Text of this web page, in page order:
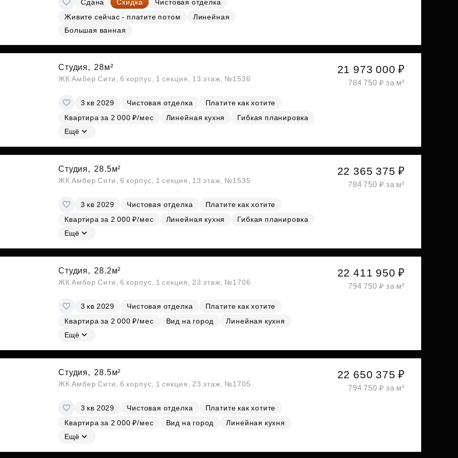
Субсидии
Сдана Скидка
Чистовая отделка
Живите сейчас - платите потом
Линейная
Большая ванная
Студия, 28м²
ЖК Амбер Сити, 6 корпус, 1 секция, 13 этаж, №1536
3 кв 2029 Чистовая отделка
Платите как хотите
Квартира за 2 000 ₽/мес
Линейная кухня
Гибкая планировка
Ещё
21 973 000 ₽
784 750 ₽ за м²
Студия, 28.5м²
ЖК Амбер Сити, 6 корпус, 1 секция, 13 этаж, №1535
3 кв 2029 Чистовая отделка
Платите как хотите
Квартира за 2 000 ₽/мес
Линейная кухня
Гибкая планировка
Ещё
22 365 375 ₽
784 750 ₽ за м²
Студия, 28.2м²
ЖК Амбер Сити, 6 корпус, 1 секция, 23 этаж, №1706
3 кв 2029 Чистовая отделка
Платите как хотите
Квартира за 2 000 ₽/мес
Вид на город
Линейная кухня
Ещё
22 411 950 ₽
794 750 ₽ за м²
Студия, 28.5м²
ЖК Амбер Сити, 6 корпус, 1 секция, 23 этаж, №1705
3 кв 2029 Чистовая отделка
Платите как хотите
Квартира за 2 000 ₽/мес
Вид на город
Линейная кухня
Ещё
22 650 375 ₽
794 750 ₽ за м²